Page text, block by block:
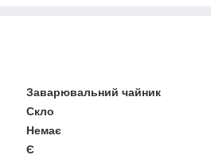
Заварювальний чайник
Скло
Немає
Є